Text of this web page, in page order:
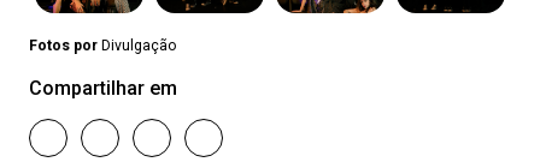
Fotos por Divulgação
Compartilhar em